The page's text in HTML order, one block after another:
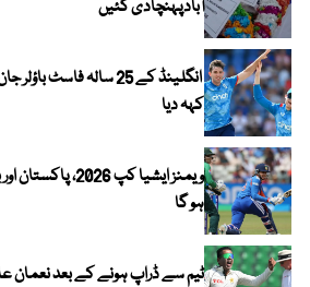
آبادپہنچادی گئیں
انگلینڈ کے 25 سالہ فاسٹ
کہہ دیا
ویمنز ایشیا کپ
ہو گا
ٹیم سے ڈراپ ہونے کے بعد نعمان